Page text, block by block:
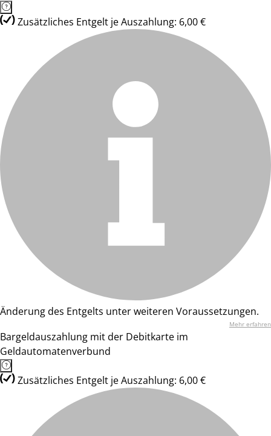
Zusätzliches Entgelt je Auszahlung: 6,00 €
Änderung des Entgelts unter weiteren Voraussetzungen.
Mehr erfahren
Bargeldauszahlung mit der Debitkarte im
Geldautomatenverbund
Zusätzliches Entgelt je Auszahlung: 6,00 €